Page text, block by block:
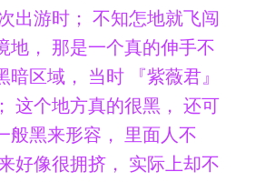
出游时； 不知怎地就飞闯
地， 那是一个真的伸手不
暗区域， 当时 『紫薇君』
这个地方真的很黑， 还可
般黑来形容， 里面人不
好像很拥挤， 实际上却不